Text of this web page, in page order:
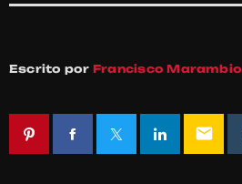
Escrito por Francisco Marambio
email